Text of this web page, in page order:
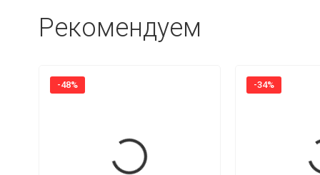
Рекомендуем
-48% -34%